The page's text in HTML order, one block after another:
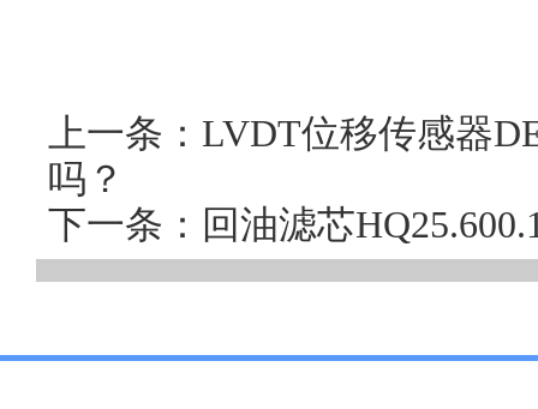
上一条：LVDT位移传感器
吗？
下一条：回油滤芯